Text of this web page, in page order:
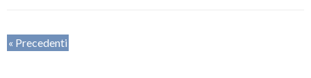
P
« Precedenti